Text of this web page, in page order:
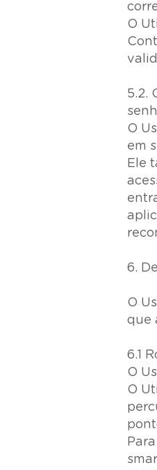
O
5.2.
O
em
Ele
6.
O
que
6.1
O
O